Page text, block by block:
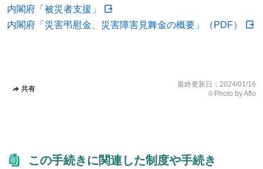
内閣府「被災者支援」
内閣府「災害弔慰金、災害障害見舞金の概要」（PDF）
共有
最終更新日： 2024/01/16
※Photo by Aflo
この手続きに関連した制度や手続き